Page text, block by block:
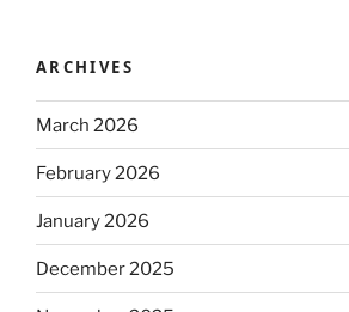
ARCHIVES
March 2026
February 2026
January 2026
December 2025